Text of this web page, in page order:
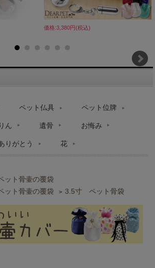
価格:3,380円(税込)
ペット仏具 ペット位牌
ん 遺骨 お悔み
りがとう 花
ット骨壷の覆袋
ット骨壷の覆袋 > 3.5寸 ペット骨袋